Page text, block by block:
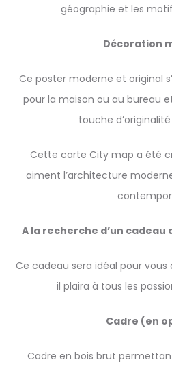
géographie et les
Décoration
Ce poster moderne et original
pour la maison ou au bureau
touche
Cette carte City map a été
aiment l’architecture
A la recherche d’un
Ce cadeau sera idéal pour
il plaira à tous les
Cadre (en
Cadre en bois brut